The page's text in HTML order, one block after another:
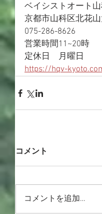
ベイシストオート
京都市山科区北花
075-286-8626
営業時間11~20時
定休日　月曜日
https://hqv-
コメント
コメントを追加…